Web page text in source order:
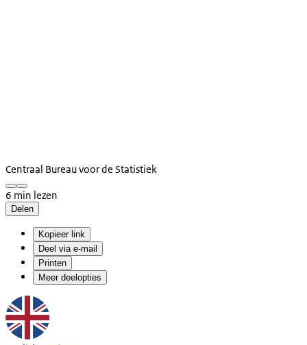
Centraal Bureau voor de Statistiek
6 min lezen
Delen
Kopieer link
Deel via e-mail
Printen
Meer deelopties